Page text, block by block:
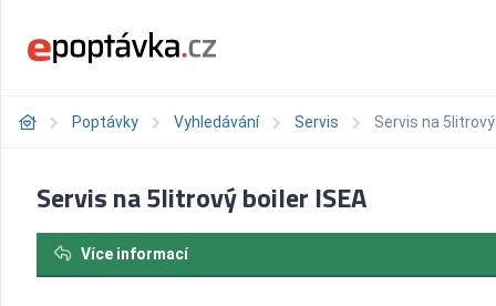
Poptávky Vyhledávání Servis Servis na
Servis na 5litrový boiler ISEA
Více informací